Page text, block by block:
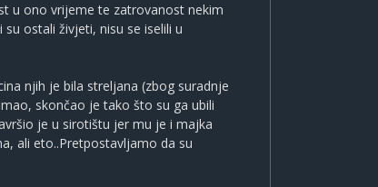
u ono vrijeme te zatrovanost nekim
ostali živjeti, nisu se iselili u
njih je bila streljana (zbog suradnje
skončao je tako što su ga ubili
je u sirotištu jer mu je i majka
ali eto..Pretpostavljamo da su